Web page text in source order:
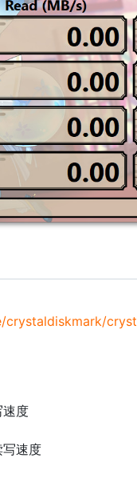
速度
速度